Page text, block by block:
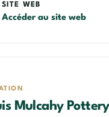
SITE WEB
Accéder au site web
Mulcahy